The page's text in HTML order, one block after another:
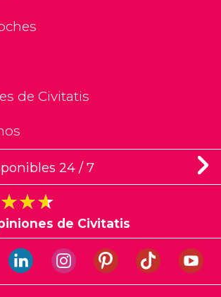
de Civitatis
24 / 7
de Civitatis